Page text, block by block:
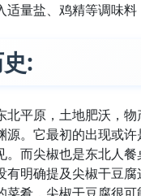
适量盐、鸡精等调味料
:
北平原，土地肥沃，
源。它最初的出现或
。而尖椒也是东北人
有明确提及尖椒干豆